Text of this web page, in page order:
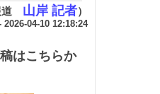
道 山岸 記者）
04-10 12:18:24
はこちらか